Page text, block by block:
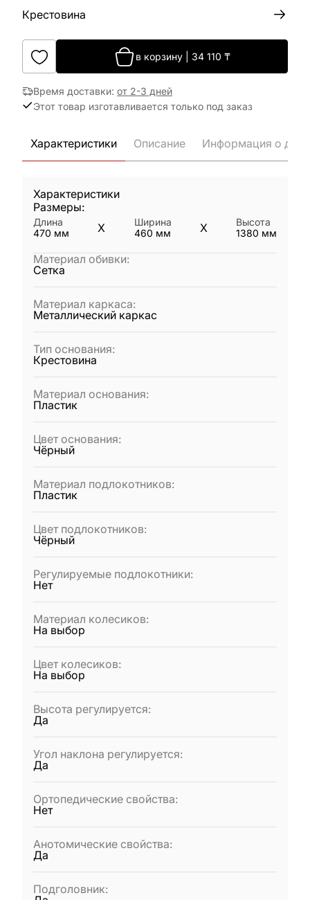
Крестовина
в корзину 34 110 ₸
Время доставки: от 2-3 дней
Этот товар изготавливается только под заказ
Характеристики Описание Информация о
Характеристики
Размеры:
Длина
470 мм X
Ширина
460 мм X
Высота
1380 мм
Материал обивки:
Сетка
Материал каркаса:
Металлический каркас
Тип основания:
Крестовина
Материал основания:
Пластик
Цвет основания:
Чёрный
Материал подлокотников:
Пластик
Цвет подлокотников:
Чёрный
Регулируемые подлокотники:
Нет
Материал колесиков:
На выбор
Цвет колесиков:
На выбор
Высота регулируется:
Да
Угол наклона регулируется:
Да
Ортопедические свойства:
Нет
Анотомические свойства:
Да
Подголовник: